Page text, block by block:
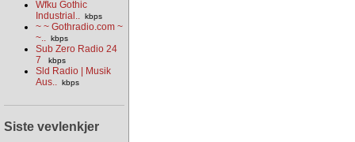
Wfku Gothic
Industrial.. kbps
~ ~ Gothradio.com ~
~.. kbps
Sub Zero Radio 24
7
kbps
Sld Radio | Musik
Aus.. kbps
Siste vevlenkjer